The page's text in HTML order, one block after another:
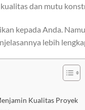
dan mutu
kepada Anda.
lebih
Kualitas Proyek